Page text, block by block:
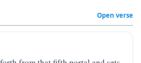
Open verse